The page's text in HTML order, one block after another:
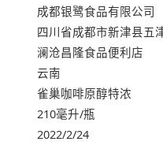
成都银鹭食品有限公司
四川省成都市新津县五
澜沧昌隆食品便利店
云南
雀巢咖啡原醇特浓
210毫升/瓶
2022/2/24